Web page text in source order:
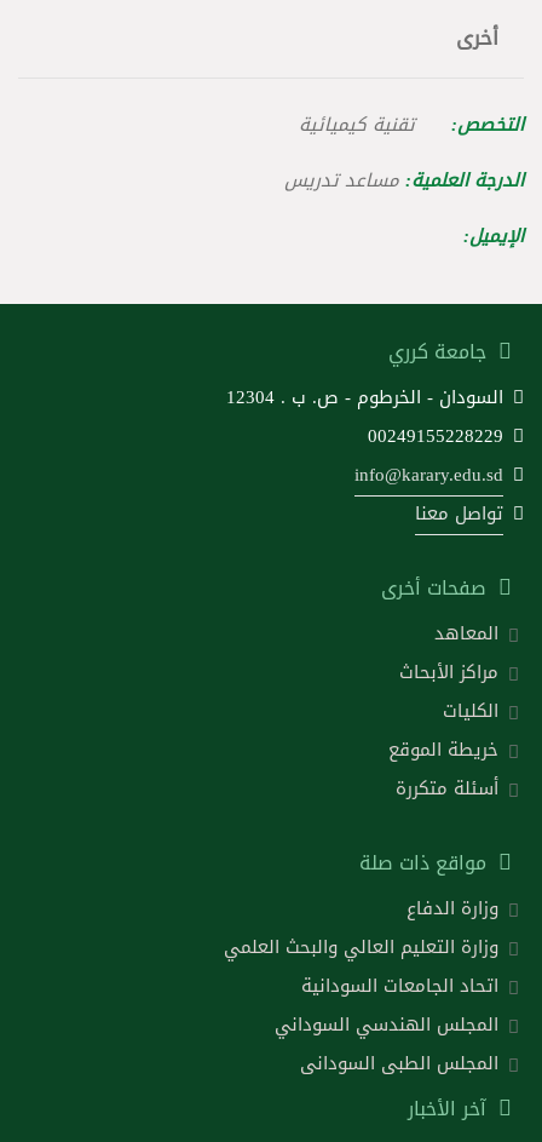
أخرى
التخصص:
تقنية كيميائية
الدرجة العلمية:مساعد تدريس
الإيميل:
جامعة كرري
السودان - الخرطوم - ص. ب . 12304
00249155228229
info@karary.edu.sd
تواصل معنا
صفحات أخرى
المعاهد
مراكز الأبحاث
الكليات
خريطة الموقع
أسئلة متكررة
مواقع ذات صلة
وزارة الدفاع
وزارة التعليم العالي والبحث العلمي
اتحاد الجامعات السودانية
المجلس الهندسي السوداني
المجلس الطبى السودانى
آخر الأخبار